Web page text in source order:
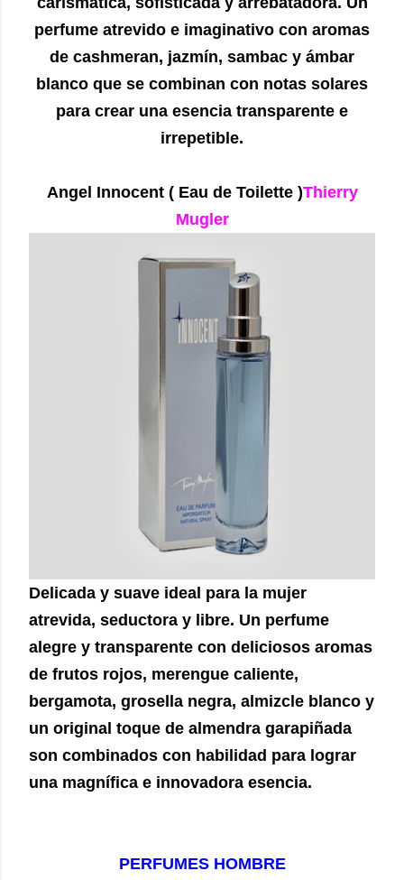
perfume atrevido e imaginativo con aromas
de cashmeran, jazmín, sambac y ámbar
blanco que se combinan con notas solares
para crear una esencia transparente e
irrepetible.
Angel Innocent ( Eau de Toilette )Thierry
Mugler
Delicada y suave ideal para la mujer
atrevida, seductora y libre. Un perfume
alegre y transparente con deliciosos aromas
de frutos rojos, merengue caliente,
bergamota, grosella negra, almizcle blanco y
un original toque de almendra garapiñada
son combinados con habilidad para lograr
una magnífica e innovadora esencia.
PERFUMES HOMBRE